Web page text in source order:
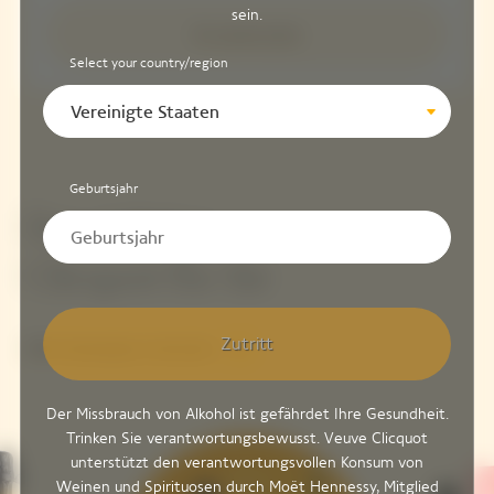
sein.
Select your country/region
Vereinigte Staaten
Geburtsjahr
Zutritt
Der Missbrauch von Alkohol ist gefährdet Ihre Gesundheit.
Trinken Sie verantwortungsbewusst. Veuve Clicquot
unterstützt den verantwortungsvollen Konsum von
Weinen und Spirituosen durch Moët Hennessy, Mitglied
Der richtige
Clicquot für Sie
Alle Champagner erkunden